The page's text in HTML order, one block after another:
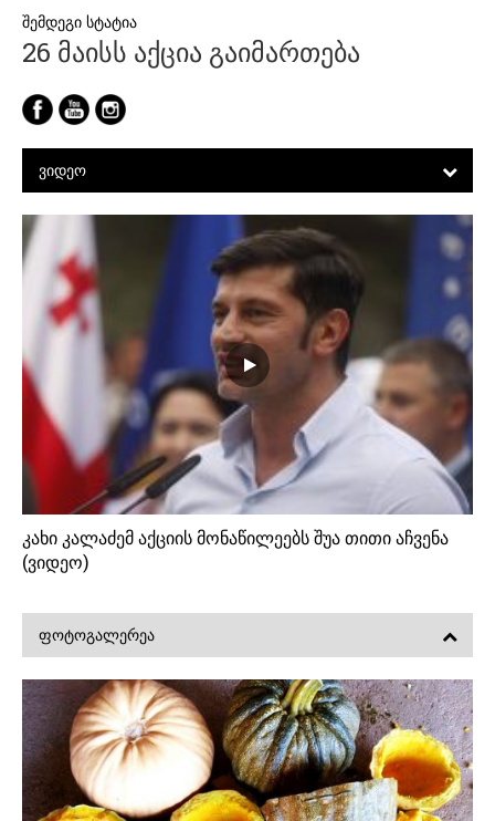
26 მაისს აქცია გაიმართება
ᲕᲘᲓᲔᲝ
კახი კალაძემ აქციის მონაწილეებს შუა თითი აჩვენა
(ვიდეო)
ᲤᲝᲢᲝᲒᲐᲚᲔᲠᲔᲐ